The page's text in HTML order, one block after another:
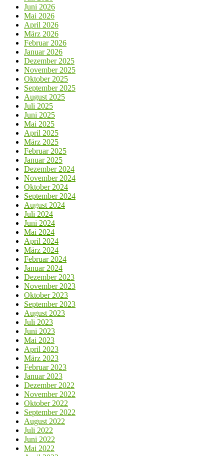
Juni 2026
Mai 2026
April 2026
März 2026
Februar 2026
Januar 2026
Dezember 2025
November 2025
Oktober 2025
September 2025
August 2025
Juli 2025
Juni 2025
Mai 2025
April 2025
März 2025
Februar 2025
Januar 2025
Dezember 2024
November 2024
Oktober 2024
September 2024
August 2024
Juli 2024
Juni 2024
Mai 2024
April 2024
März 2024
Februar 2024
Januar 2024
Dezember 2023
November 2023
Oktober 2023
September 2023
August 2023
Juli 2023
Juni 2023
Mai 2023
April 2023
März 2023
Februar 2023
Januar 2023
Dezember 2022
November 2022
Oktober 2022
September 2022
August 2022
Juli 2022
Juni 2022
Mai 2022